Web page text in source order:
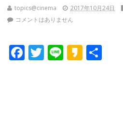
topics@cinema 2017年10月24日
コメントはありません
F T Li K